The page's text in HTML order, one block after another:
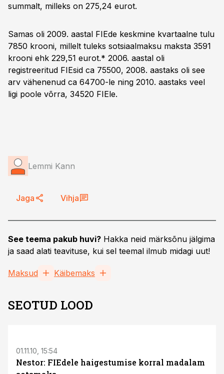
summalt, milleks on 275,24 eurot.
Samas oli 2009. aastal FIEde keskmine kvartaalne tulu
7850 krooni, millelt tuleks sotsiaalmaksu maksta 3591
krooni ehk 229,51 eurot.* 2006. aastal oli
registreeritud FIEsid ca 75500, 2008. aastaks oli see
arv vähenenud ca 64700-le ning 2010. aastaks veel
ligi poole võrra, 34520 FIEle.
Lemmi Kann
Jaga Vihja
See teema pakub huvi? Hakka neid märksõnu jälgima
ja saad alati teavituse, kui sel teemal ilmub midagi uut!
Maksud Käibemaks
SEOTUD LOOD
01.11.10, 15:54
Nestor: FIEdele haigestumise korral madalam